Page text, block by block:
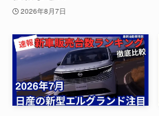
2026年8月7日